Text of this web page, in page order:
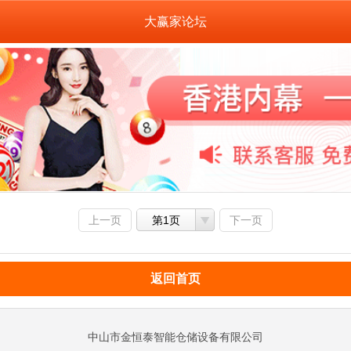
大赢家论坛
上一页 第1页 下一页
返回首页
中山市金恒泰智能仓储设备有限公司